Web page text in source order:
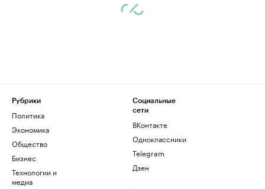
Рубрики
Политика
Экономика
Общество
Бизнес
Технологии и
медиа
Социальные
сети
ВКонтакте
Одноклассники
Telegram
Дзен